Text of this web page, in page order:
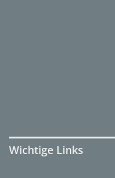
Wichtige Links